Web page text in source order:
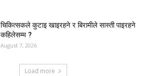
चिकित्सकले कुटाइ खाइरहने र बिरामीले सास्ती पाइरहने
कहिलेसम्म ?
August 7, 2026
Load more